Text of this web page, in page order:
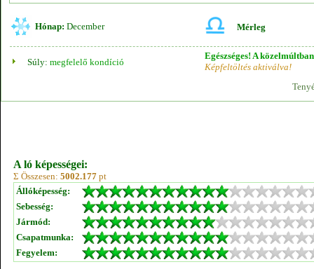
Hónap: December Mérleg
Súly: megfelelő kondíció
Egészséges! A
Képfeltöltés aktiválva!
A ló képességei:
Σ Összesen: 5002.177 pt
Állóképesség:
Sebesség:
Jármód:
Csapatmunka:
Fegyelem: